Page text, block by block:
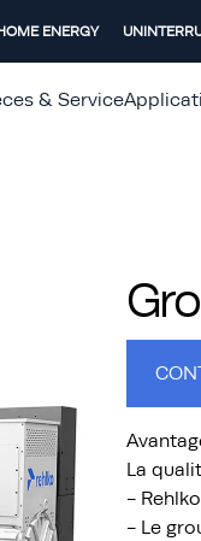
ENERGY
& Service
La
-
- Le